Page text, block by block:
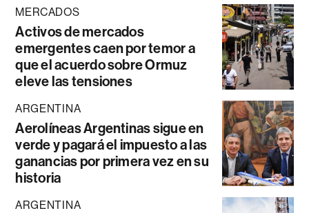
MERCADOS
Activos de mercados
emergentes caen por temor a
que el acuerdo sobre Ormuz
eleve las tensiones
ARGENTINA
Aerolíneas Argentinas sigue en
verde y pagará el impuesto a las
ganancias por primera vez en su
historia
ARGENTINA